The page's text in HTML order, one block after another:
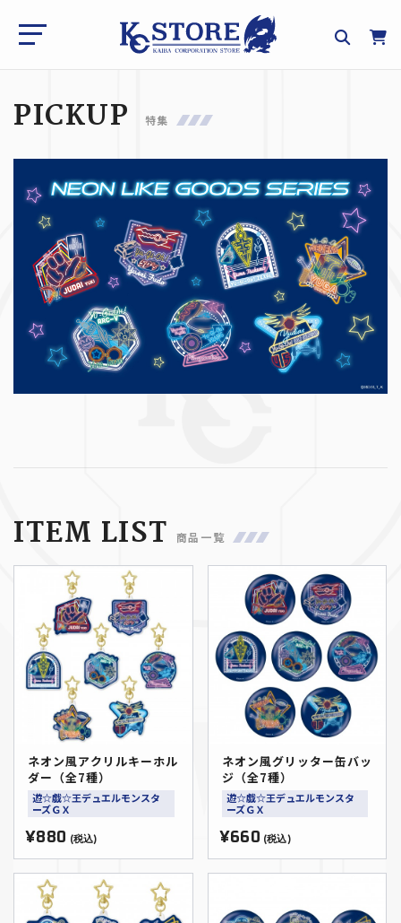
PICKUP 特集
ITEM LIST 商品一覧
ネオン風アクリルキーホル
ダー（全7種）
遊☆戯☆王デュエルモンスタ
ーズＧＸ
¥880 (税込)
ネオン風グリッター缶バッ
ジ（全7種）
遊☆戯☆王デュエルモンスタ
ーズＧＸ
¥660 (税込)